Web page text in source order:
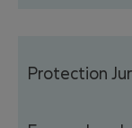
Protection